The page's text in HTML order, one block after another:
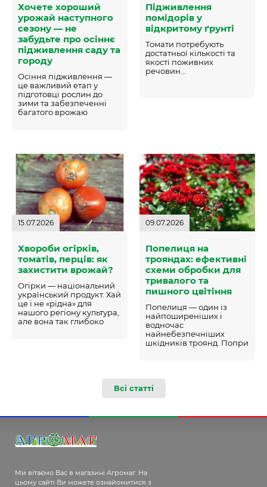
Хочете хороший
урожай наступного
сезону — не
забудьте про осіннє
підживлення саду та
городу
Осіння підживлення —
це важливий етап у
підготовці рослин до
зими та забезпеченні
багатого врожаю
Підживлення
помідорів у
відкритому ґрунті
Томати потребують
достатньої кількості та
якості поживних
речовин…
15.07.2026
Хвороби огірків,
томатів, перців: як
захистити врожай?
Огірки — національний
український продукт. Хай
це і не «рідна» для
нашого регіону культура,
але вона так глибоко
увійшла в побут, що вже
09.07.2026
Попелиця на
трояндах: ефективні
схеми обробки для
тривалого та
пишного цвітіння
Попелиця — один із
найпоширеніших і
водночас
найнебезпечніших
шкідників троянд. Попри
абсолютно здоровий
кущ…
Всі статті
Ми вітаємо Вас в магазині Агромаг. На
цьому сайті Ви можете ознайомитися з